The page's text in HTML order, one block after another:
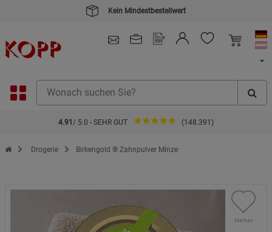
Kein Mindestbestellwert
4.91 / 5.0 - SEHR GUT (148.391)
Zur Startseite des Kopp Verlag Online-Shop
Drogerie Birkengold ® Zahnpulver Minze
Merken